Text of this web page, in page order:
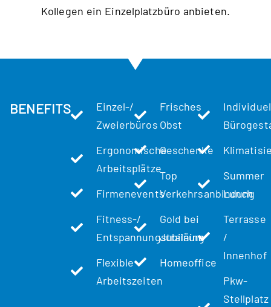
Kollegen ein Einzelplatzbüro anbieten.
BENEFITS
Einzel-/
Zweierbüros
Ergonomische
Arbeitsplätze
Firmenevents
Fitness-/
Entspannungstraining
Flexible
Arbeitszeiten
Frisches
Obst
Geschenke
Top
Verkehrsanbindung
Gold bei
Jubiläum
Homeoffice
Summer
Lunch
Terrasse
/
Innenhof
Pkw-
Stellplatz